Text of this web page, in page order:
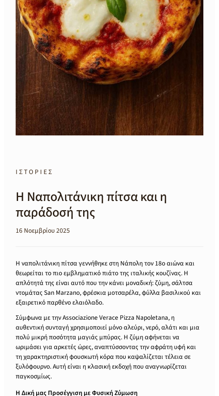
ΙΣΤΟΡΙΕΣ
Η Ναπολιτάνικη πίτσα και η
παράδοσή της
16 Νοεμβρίου 2025
Η ναπολιτάνικη πίτσα γεννήθηκε στη Νάπολη τον 18ο αιώνα και
θεωρείται το πιο εμβληματικό πιάτο της ιταλικής κουζίνας. Η
απλότητά της είναι αυτό που την κάνει μοναδική: ζύμη, σάλτσα
ντομάτας San Marzano, φρέσκια μοτσαρέλα, φύλλα βασιλικού και
εξαιρετικό παρθένο ελαιόλαδο.
Σύμφωνα με την Associazione Verace Pizza Napoletana, η
αυθεντική συνταγή χρησιμοποιεί μόνο αλεύρι, νερό, αλάτι και μια
πολύ μικρή ποσότητα μαγιάς μπύρας. Η ζύμη αφήνεται να
ωριμάσει για αρκετές ώρες, αναπτύσσοντας την αφράτη υφή και
τη χαρακτηριστική φουσκωτή κόρα που καψαλίζεται τέλεια σε
ξυλόφουρνο. Αυτή είναι η κλασική εκδοχή που αναγνωρίζεται
παγκοσμίως.
Η Δική μας Προσέγγιση με Φυσική Ζύμωση